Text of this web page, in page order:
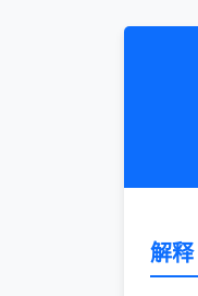
解释